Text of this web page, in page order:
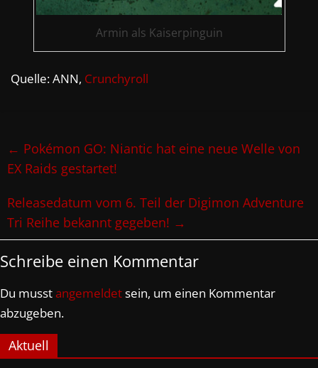
Armin als Kaiserpinguin
Quelle: ANN, Crunchyroll
← Pokémon GO: Niantic hat eine neue Welle von
EX Raids gestartet!
Releasedatum vom 6. Teil der Digimon Adventure
Tri Reihe bekannt gegeben! →
Schreibe einen Kommentar
Du musstangemeldetsein, um einen Kommentar
abzugeben.
Aktuell